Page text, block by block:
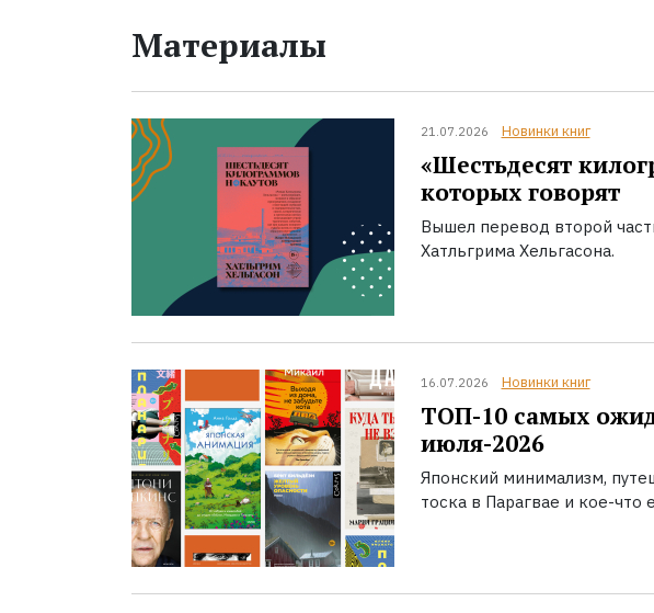
Материалы
21.07.2026 Новинки книг
«Шестьдесят
которых говорят
Вышел перевод второй
Хатльгрима Хельгасона.
16.07.2026 Новинки книг
ТОП-10 самых
июля-2026
Японский минимализм,
тоска в Парагвае и кое-